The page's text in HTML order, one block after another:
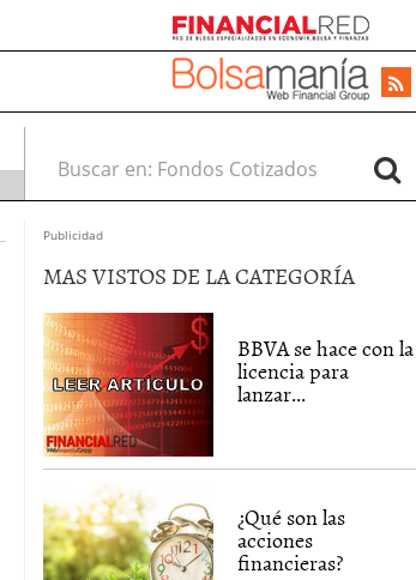
Buscar en:
Publicidad
MAS VISTOS DE LA CATEGORÍA
BBVA se hace con la
licencia para
lanzar...
¿Qué son las
acciones
financieras?